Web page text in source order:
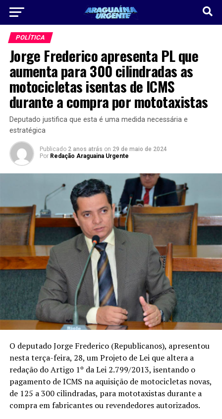
POLÍTICA
Jorge Frederico apresenta PL que
aumenta para 300 cilindradas as
motocicletas isentas de ICMS
durante a compra por mototaxistas
Deputado justifica que esta é uma medida necessária e
estratégica
Publicado 2 anos atrás on 29 de maio de 2024
Por Redação Araguaina Urgente
O deputado Jorge Frederico (Republicanos), apresentou
nesta terça-feira, 28, um Projeto de Lei que altera a
redação do Artigo 1º da Lei 2.799/2013, isentando o
pagamento de ICMS na aquisição de motocicletas novas,
de 125 a 300 cilindradas, para mototaxistas durante a
compra em fabricantes ou revendedores autorizados.